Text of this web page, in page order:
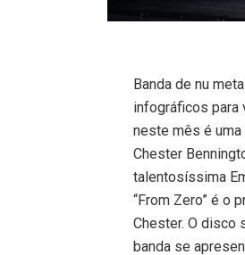
Banda de nu
infográficos para
neste mês é
Chester
talentosíssima
“From Zero” é o
Chester. O disco
banda se